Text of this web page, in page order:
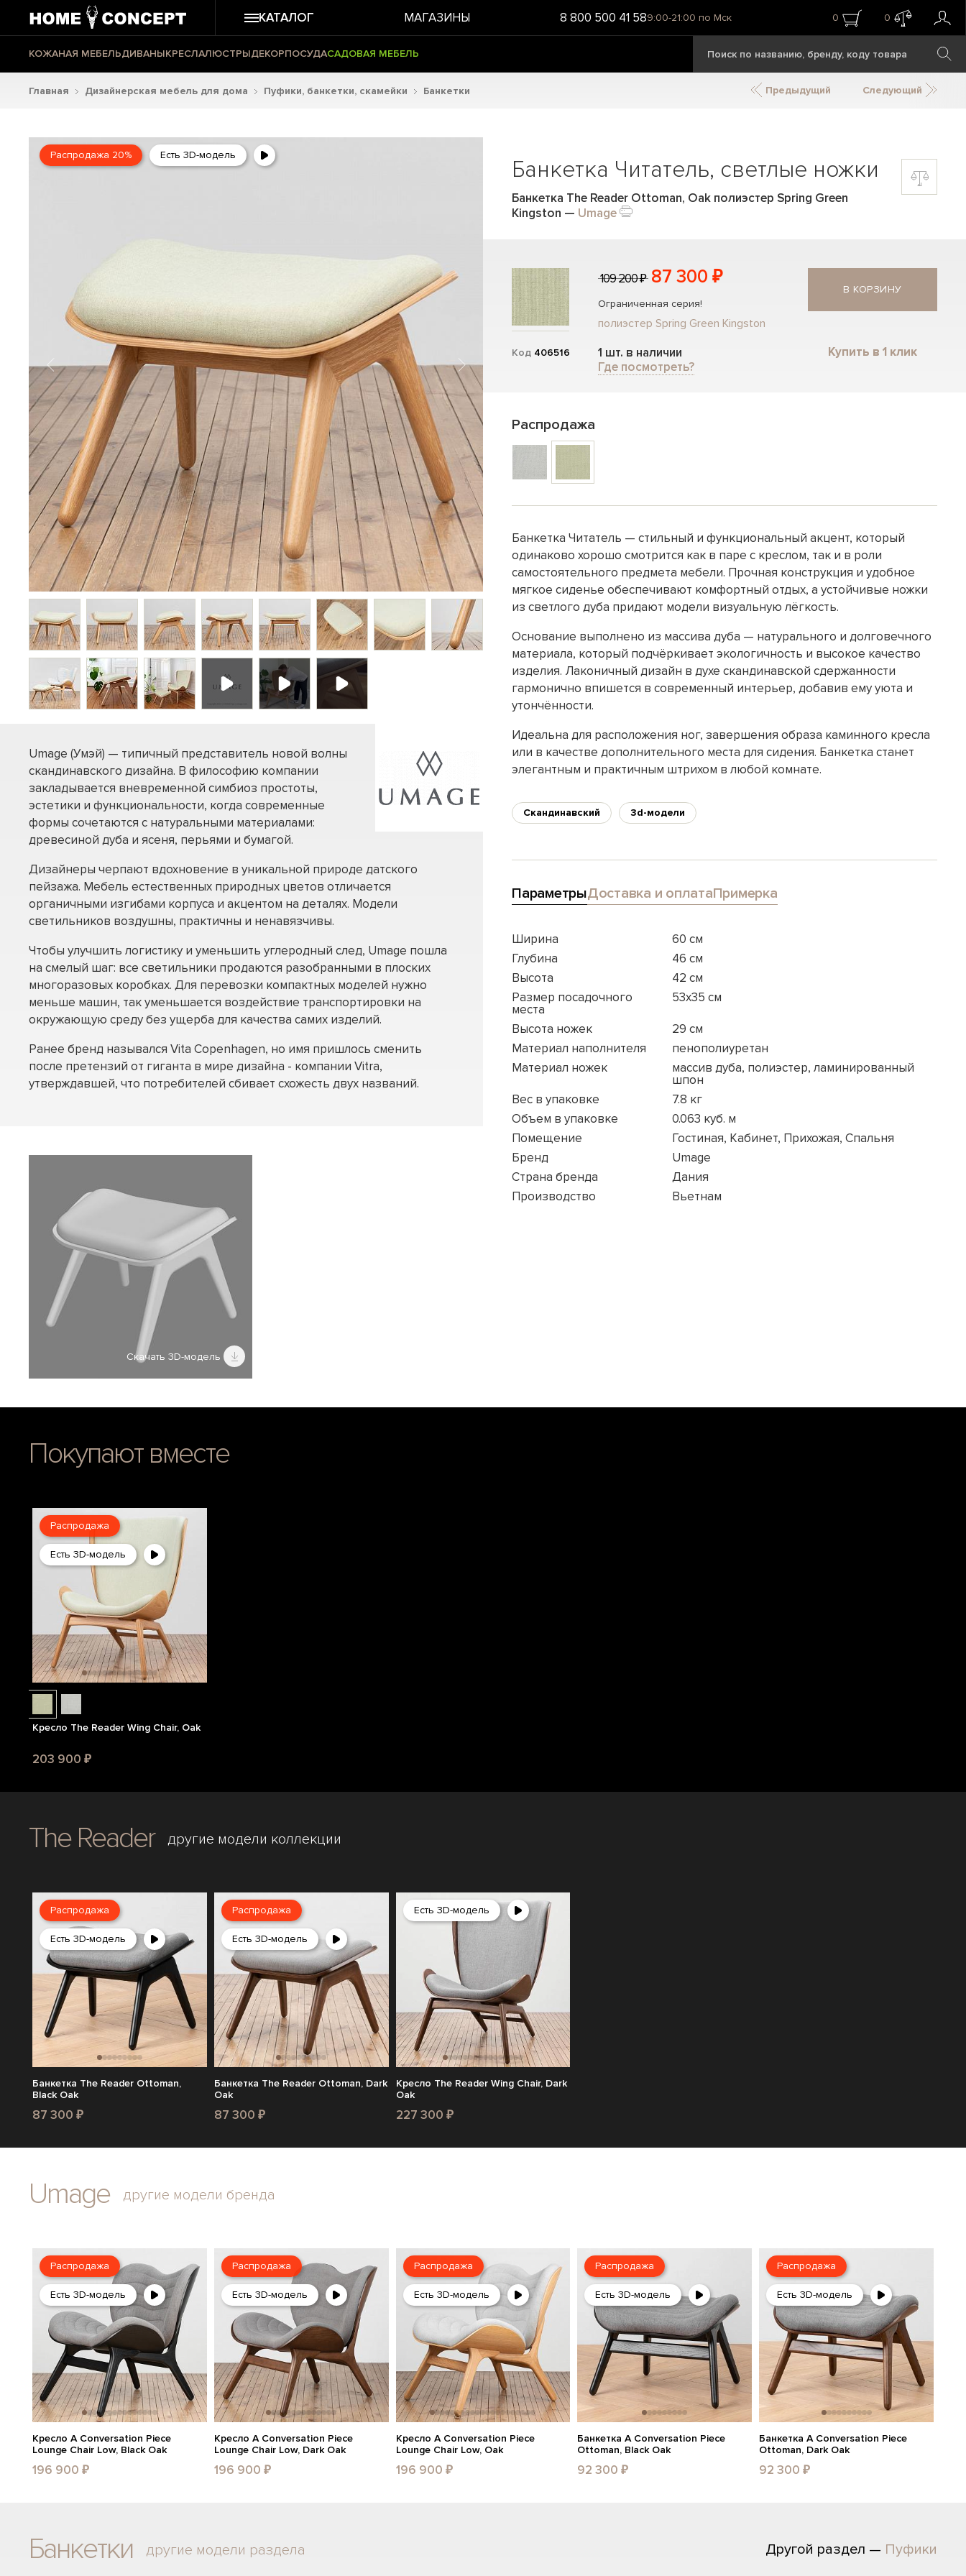
КАТАЛОГ МАГАЗИНЫ 8 800 500 41 589:00-21:00 по Мск 0 0
КОЖАНАЯ МЕБЕЛЬДИВАНЫКРЕСЛАЛЮСТРЫДЕКОРПОСУДАСАДОВАЯ МЕБЕЛЬ
Главная Дизайнерская мебель для дома Пуфики, банкетки, скамейки Банкетки Предыдущий Следующий
Распродажа 20% Есть 3D-модель
Umage (Умэй) — типичный представитель новой волны
скандинавского дизайна. В философию компании
закладывается вневременной симбиоз простоты,
эстетики и функциональности, когда современные
формы сочетаются с натуральными материалами:
древесиной дуба и ясеня, перьями и бумагой.
Дизайнеры черпают вдохновение в уникальной природе датского
пейзажа. Мебель естественных природных цветов отличается
органичными изгибами корпуса и акцентом на деталях. Модели
светильников воздушны, практичны и ненавязчивы.
Чтобы улучшить логистику и уменьшить углеродный след, Umage пошла
на смелый шаг: все светильники продаются разобранными в плоских
многоразовых коробках. Для перевозки компактных моделей нужно
меньше машин, так уменьшается воздействие транспортировки на
окружающую среду без ущерба для качества самих изделий.
Ранее бренд назывался Vita Copenhagen, но имя пришлось сменить
после претензий от гиганта в мире дизайна - компании Vitra,
утверждавшей, что потребителей сбивает схожесть двух названий.
Скачать 3D-модель
Банкетка Читатель, светлые ножки
Банкетка The Reader Ottoman, Oak полиэстер Spring Green
Kingston — Umage
Код 406516
109 200 ₽ 87 300 ₽
Ограниченная серия!
полиэстер Spring Green Kingston
1 шт. в наличии
Где посмотреть?
В КОРЗИНУ
Купить в 1 клик
Распродажа
Банкетка Читатель — стильный и функциональный акцент, который
одинаково хорошо смотрится как в паре с креслом, так и в роли
самостоятельного предмета мебели. Прочная конструкция и удобное
мягкое сиденье обеспечивают комфортный отдых, а устойчивые ножки
из светлого дуба придают модели визуальную лёгкость.
Основание выполнено из массива дуба — натурального и долговечного
материала, который подчёркивает экологичность и высокое качество
изделия. Лаконичный дизайн в духе скандинавской сдержанности
гармонично впишется в современный интерьер, добавив ему уюта и
утончённости.
Идеальна для расположения ног, завершения образа каминного кресла
или в качестве дополнительного места для сидения. Банкетка станет
элегантным и практичным штрихом в любой комнате.
Скандинавский 3d-модели
ПараметрыДоставка и оплатаПримерка
Ширина
60 см
Глубина
46 см
Высота
42 см
Размер посадочного
места
53x35 см
Высота ножек
29 см
Материал наполнителя
пенополиуретан
Материал ножек
массив дуба, полиэстер, ламинированный
шпон
Вес в упаковке
7.8 кг
Объем в упаковке
0.063 куб. м
Помещение
Гостиная, Кабинет, Прихожая, Спальня
Бренд
Umage
Страна бренда
Дания
Производство
Вьетнам
Покупают вместе
Распродажа
Есть 3D-модель
Кресло The Reader Wing Chair, Oak
203 900 ₽
The Reader другие модели коллекции
Распродажа
Есть 3D-модель
Банкетка The Reader Ottoman,
Black Oak
87 300 ₽
Распродажа
Есть 3D-модель
Банкетка The Reader Ottoman, Dark
Oak
87 300 ₽
Есть 3D-модель
Кресло The Reader Wing Chair, Dark
Oak
227 300 ₽
Umage другие модели бренда
Распродажа
Есть 3D-модель
Кресло A Conversation Piece
Lounge Chair Low, Black Oak
196 900 ₽
Распродажа
Есть 3D-модель
Кресло A Conversation Piece
Lounge Chair Low, Dark Oak
196 900 ₽
Распродажа
Есть 3D-модель
Кресло A Conversation Piece
Lounge Chair Low, Oak
196 900 ₽
Распродажа
Есть 3D-модель
Банкетка A Conversation Piece
Ottoman, Black Oak
92 300 ₽
Распродажа
Есть 3D-модель
Банкетка A Conversation Piece
Ottoman, Dark Oak
92 300 ₽
Банкетки другие модели раздела Другой раздел — Пуфики